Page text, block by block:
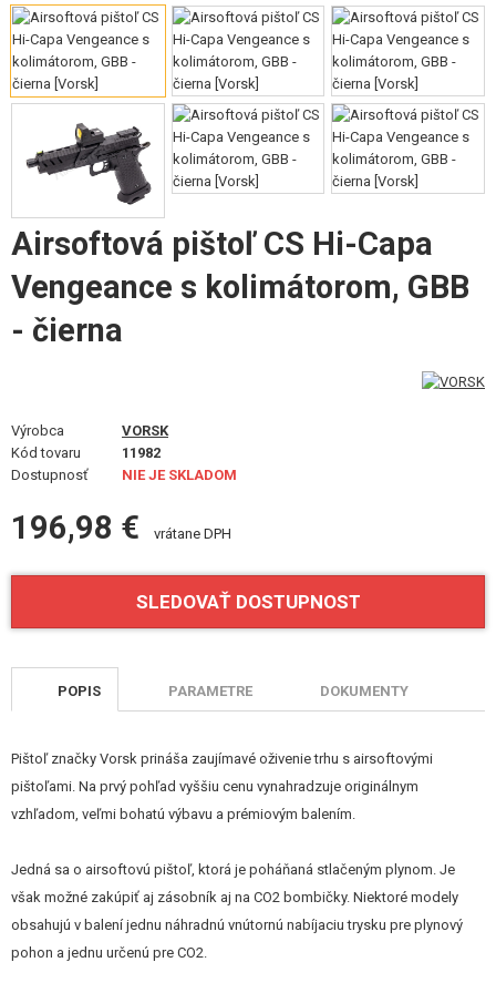
VÝSTROJ, UNIFORMY, PÚZDRA
MASKOVANIE, FARBY, PÁSKY
VYSIELAČKY, HEADSETY, KAMERY
DOPLNKY K ZBRANIAM, POPRUHY
SERVIS A ÚDRŽBA ZBRANÍ
JEDLO
POŠKODENÝ, POUŽITÝ TOVAR
NOVÝ TOVAR
KONTAKT
Airsoftová pištoľ CS Hi-Capa
Vengeance s kolimátorom, GBB
- čierna
Výrobca
VORSK
Kód tovaru
11982
Dostupnosť
NIE JE SKLADOM
196,98 € vrátane DPH
SLEDOVAŤ DOSTUPNOST
POPIS PARAMETRE DOKUMENTY
Pištoľ značky Vorsk prináša zaujímavé oživenie trhu s airsoftovými
pištoľami. Na prvý pohľad vyššiu cenu vynahradzuje originálnym
vzhľadom, veľmi bohatú výbavu a prémiovým balením.
Jedná sa o airsoftovú pištoľ, ktorá je poháňaná stlačeným plynom. Je
však možné zakúpiť aj zásobník aj na CO2 bombičky. Niektoré modely
obsahujú v balení jednu náhradnú vnútornú nabíjaciu trysku pre plynový
pohon a jednu určenú pre CO2.